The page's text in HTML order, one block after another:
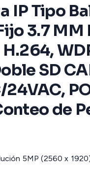
IP Tipo
3.7 MM
SD
24VAC,
de
5MP (2560 x